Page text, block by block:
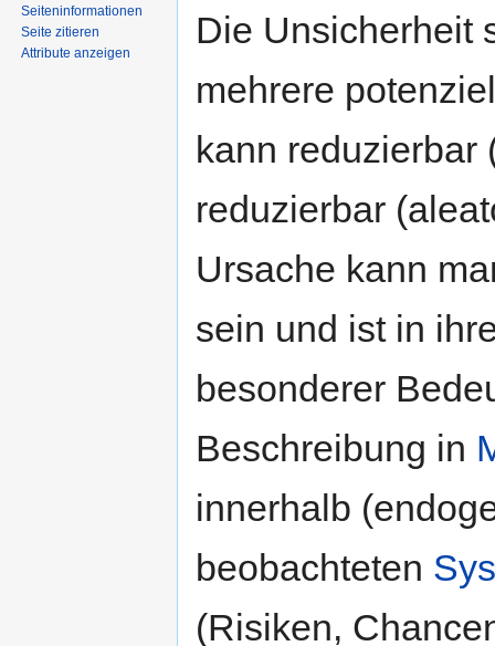
Die Unsicherheit
mehrere
kann reduzierbar
reduzierbar
Ursache kann
sein und ist in
besonderer
Beschreibung in
innerhalb
beobachteten
(Risiken,
Seiten­informationen
Seite zitieren
Attribute anzeigen